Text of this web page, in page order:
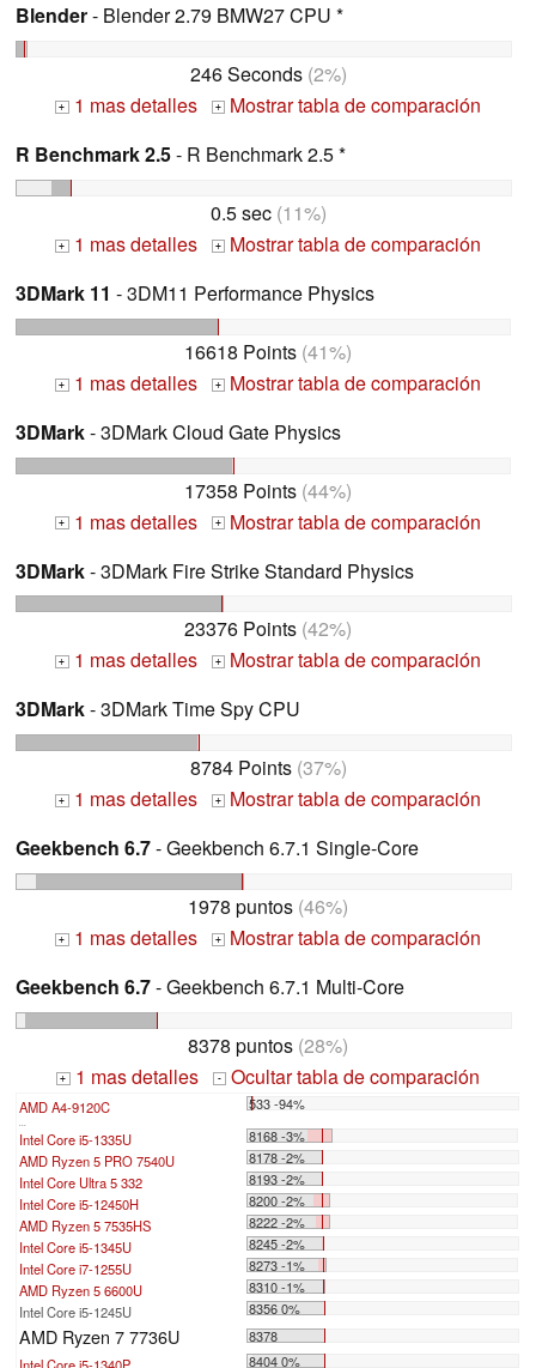
Blender- Blender 2.79 BMW27 CPU *
246 Seconds(2%)
+ 1 mas detalles +
Mostrar tabla de comparación
R Benchmark 2.5- R Benchmark 2.5 *
0.5 sec(11%)
+ 1 mas detalles +
Mostrar tabla de comparación
3DMark 11 - 3DM11 Performance Physics
16618 Points (41%)
+ 1 mas detalles +
Mostrar tabla de comparación
3DMark- 3DMark Cloud Gate Physics
17358 Points (44%)
+ 1 mas detalles +
Mostrar tabla de comparación
3DMark- 3DMark Fire Strike Standard Physics
23376 Points (42%)
+ 1 mas detalles +
Mostrar tabla de comparación
3DMark- 3DMark Time Spy CPU
8784 Points(37%)
+ 1 mas detalles +
Mostrar tabla de comparación
Geekbench 6.7- Geekbench 6.7.1 Single-Core
1978 puntos (46%)
+ 1 mas detalles +
Mostrar tabla de comparación
Geekbench 6.7- Geekbench 6.7.1 Multi-Core
8378 puntos (28%)
+ 1 mas detalles - Ocultar tabla de comparación
AMD A4-9120C 533 -94%
...
Intel Core i5-1335U
8168 -3%
AMD Ryzen 5 PRO 7540U
8178 -2%
Intel Core Ultra 5 332
8193 -2%
Intel Core i5-12450H
8200 -2%
AMD Ryzen 5 7535HS
8222 -2%
Intel Core i5-1345U
8245 -2%
Intel Core i7-1255U
8273 -1%
AMD Ryzen 5 6600U
8310 -1%
Intel Core i5-1245U
8356 0%
AMD Ryzen 7 7736U
8378
8404 0%